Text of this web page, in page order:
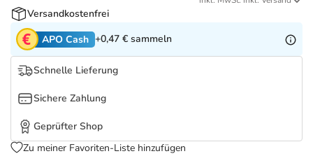
Tierapotheke
Marken
Salus Deals
Versandkostenfrei
APO Cash +0,47 € sammeln
Schnelle Lieferung
Sichere Zahlung
Geprüfter Shop
Zu meiner Favoriten-Liste hinzufügen